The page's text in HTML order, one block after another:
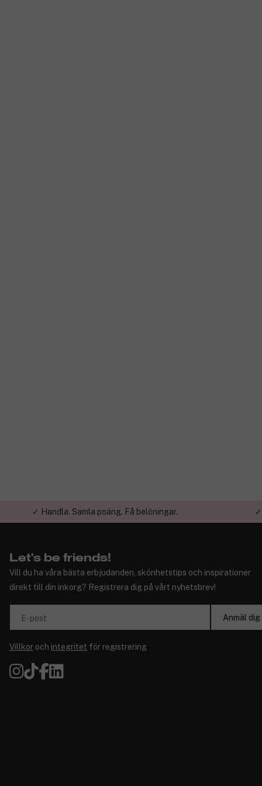
✓ Handla. Samla poäng. Få belöningar.
Let's be friends!
Vill du ha våra bästa erbjudanden, skönhetstips och inspirationer
direkt till din inkorg? Registrera dig på vårt nyhetsbrev!
E-post Anmäl dig
Villkor och integritet för registrering